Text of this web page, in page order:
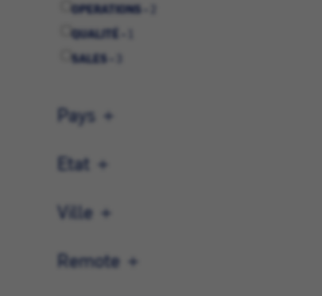
OPERATIONS -
QUALITÉ -
SALES -
Pays
Etat
Ville
Remote